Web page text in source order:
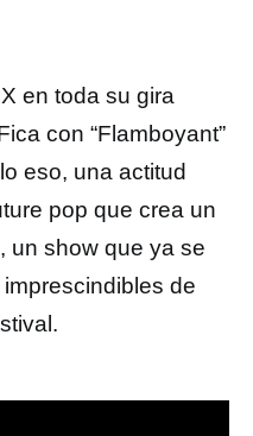
en toda su gira
con “Flamboyant”
eso, una actitud
pop que crea un
un show que ya se
de